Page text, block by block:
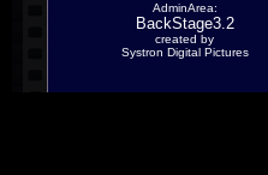
AdminArea:
BackStage3.2
created by
Systron Digital Pictures